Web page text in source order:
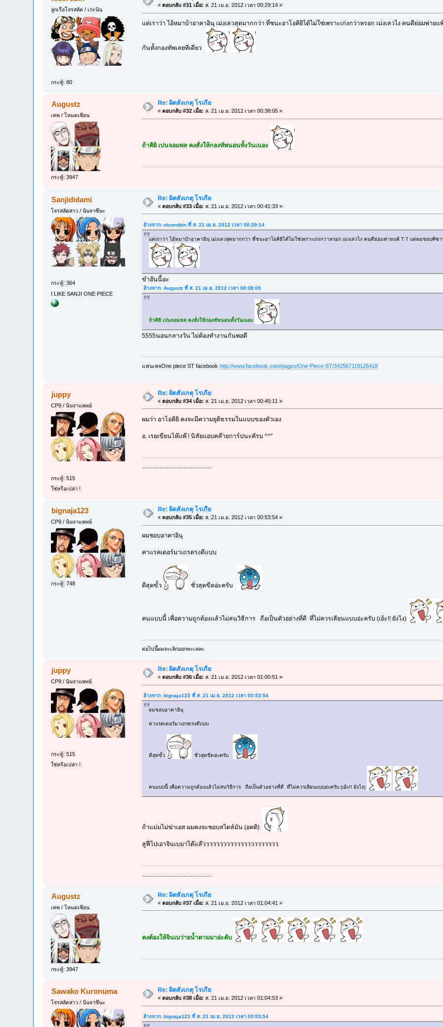
ลูกเรือโจรสลัด / เกะนิน
กระทู้: 80
«ตอบกลับ #31 เมื่อ: ส. 21 เม.ย. 2012 เวลา 00:29:14 »
แต่เราว่า ไอ้หมาบ้าอาคาอินุ เม่งเลวสุดมากกว่า ที่ชนะอาโอคิยิได้ไม่ใช่เพราะเก่งกว่าหรอก เม่งเลวไง คนดีย่อมพ่
กันทั้งกองทัพเลยทีเดียว
Augustz
เทพ / โหมดเซียน
กระทู้: 3947
Re: ผิดสังเกตุ โรเกีย
«ตอบกลับ #32 เมื่อ: ส. 21 เม.ย. 2012 เวลา 00:38:05 »
ถ้าคิยิ เปนจอมพล คงสั่งให้กองทัพนอนทั้งวันเนอะ
Sanjididami
โจรสลัดสาว / นินจาซึนะ
กระทู้: 364
I LIKE SANJI ONE PIECE
Re: ผิดสังเกตุ โรเกีย
«ตอบกลับ #33 เมื่อ: ส. 21 เม.ย. 2012 เวลา 00:41:33 »
อ้างจาก: nicorobin ที่ ส. 21 เม.ย. 2012 เวลา 00:29:14
แต่เราว่า ไอ้หมาบ้าอาคาอินุ เม่งเลวสุดมากกว่า ที่ชนะอาโอคิยิได้ไม่ใช่เพราะเก่งกว่าหรอก เม่งเลวไง คนดีย่อมพ่ายแพ้ T T แต่ผมชอบคิ
ขำอันนี้อะ
อ้างจาก: Augustz ที่ ส. 21 เม.ย. 2012 เวลา 00:38:05
ถ้าคิยิ เปนจอมพล คงสั่งให้กองทัพนอนทั้งวันเนอะ
5555นอนกลางวัน ไม่ต้องทำงานกันพอดี
แฟนเพจOne piece ST facebook http://www.facebook.com/pages/One-Piece-ST/342567119126418
juppy
CP9 / นินจาแพทย์
กระทู้: 515
ใช่หรือเปล่า !
Re: ผิดสังเกตุ โรเกีย
«ตอบกลับ #34 เมื่อ: ส. 21 เม.ย. 2012 เวลา 00:45:11 »
ผมว่า อาโอคิยิ คงจะมีความยุติธรรมในแบบของตัวเอง
อ. เรยเขียนไห๊แพ๊ ! นิสัยแอบคล๊ายการ์ปนะคัรบ ^^"
bignaja123
CP9 / นินจาแพทย์
กระทู้: 748
Re: ผิดสังเกตุ โรเกีย
«ตอบกลับ #35 เมื่อ: ส. 21 เม.ย. 2012 เวลา 00:53:54 »
ผมชอบอาคาอินุ
คาแรคเตอร์มาเถรตรงดีแบบ
ดีสุดขั้ว ชั่วสุดขีดอ่ะครับ
คนแบบนี้ เพื่อความถูกต้องแล้วไม่สนวิธีการ ถือเป็นตัวอย่างที่ดี ที่ไม่ควรเลียนแบบอ่ะครับ (เอ้ะ!! ยังไง)
ต่อไปนี้ผมจะเลิกออกทะเลละ
juppy
CP9 / นินจาแพทย์
กระทู้: 515
ใช่หรือเปล่า !
Re: ผิดสังเกตุ โรเกีย
«ตอบกลับ #36 เมื่อ: ส. 21 เม.ย. 2012 เวลา 01:00:51 »
อ้างจาก: bignaja123 ที่ ส. 21 เม.ย. 2012 เวลา 00:53:54
ผมชอบอาคาอินุ
คาแรคเตอร์มาเถรตรงดีแบบ
ดีสุดขั้ว ชั่วสุดขีดอ่ะครับ
คนแบบนี้ เพื่อความถูกต้องแล้วไม่สนวิธีการ ถือเป็นตัวอย่างที่ดี ที่ไม่ควรเลียนแบบอ่ะครับ (เอ้ะ!! ยังไง)
ถ้าแม่มไม่ฆ่าเอส ผมคงจะชอบสไตล์มัน (อคติ)
ลูฟี่ไปเอาจินเบมาได๊แล๊วววววววววววววววววววววว
Augustz
เทพ / โหมดเซียน
กระทู้: 3947
Re: ผิดสังเกตุ โรเกีย
«ตอบกลับ #37 เมื่อ: ส. 21 เม.ย. 2012 เวลา 01:04:41 »
คงต้องให้จินเบว่ายน้ำตามมาอ่ะคับ
Sawako Kuronuma
โจรสลัดสาว / นินจาซึนะ
Re: ผิดสังเกตุ โรเกีย
«ตอบกลับ #38 เมื่อ: ส. 21 เม.ย. 2012 เวลา 01:04:53 »
อ้างจาก: bignaja123 ที่ ส. 21 เม.ย. 2012 เวลา 00:53:54